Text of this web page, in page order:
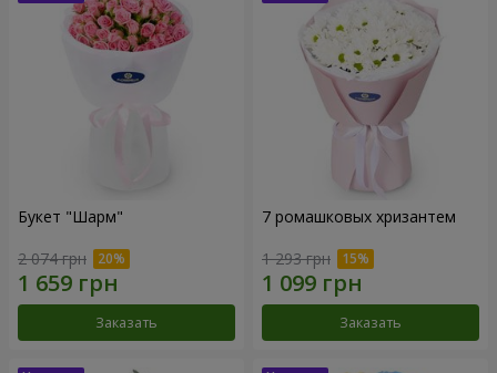
Букет "Шарм"
2 074 грн
Заказать
7 ромашковых хризантем
1 293 грн
Заказать